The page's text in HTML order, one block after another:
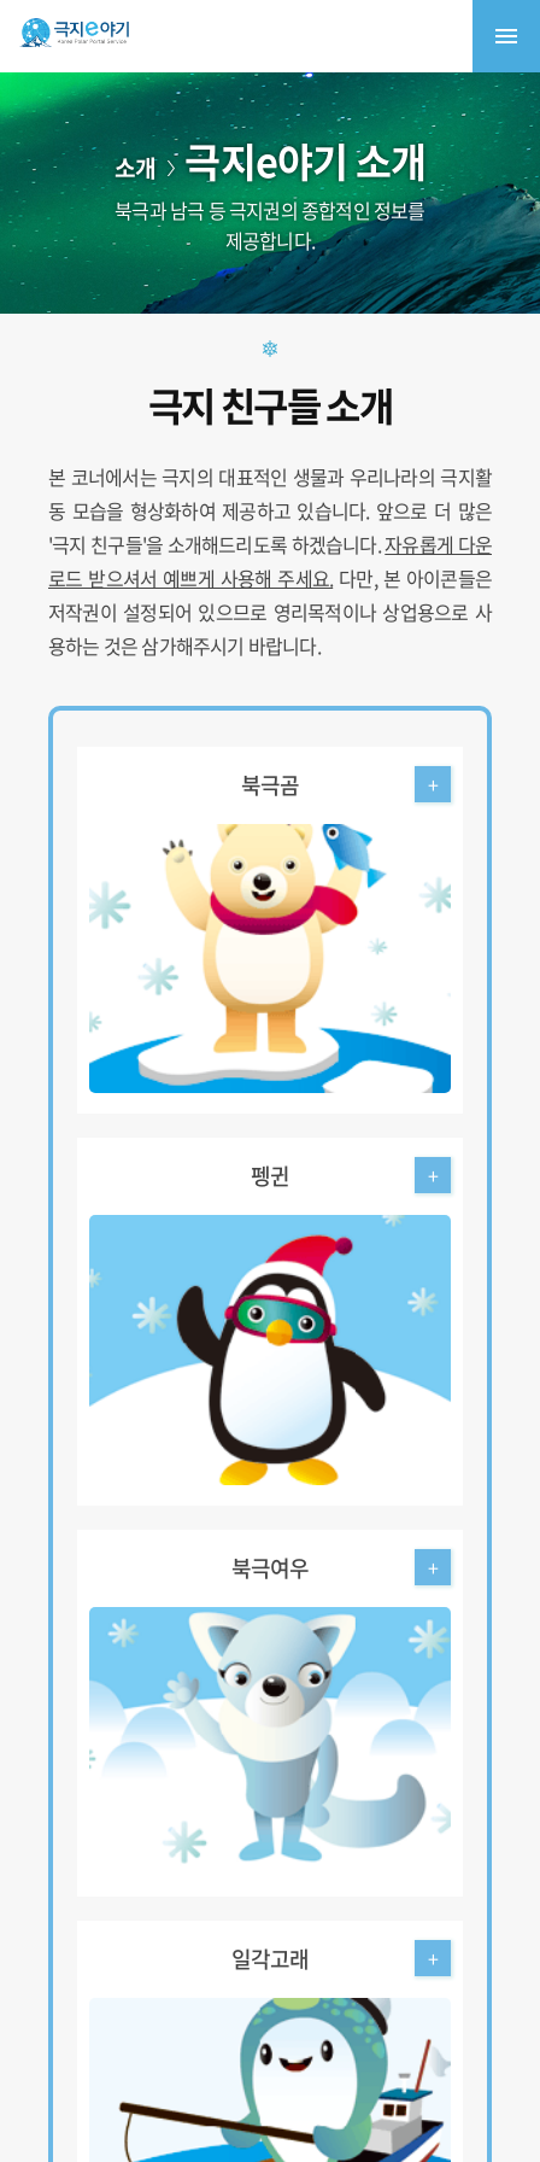
소개 극지e야기 소개
북극과 남극 등 극지권의 종합적인 정보를
제공합니다.
극지 친구들 소개
본 코너에서는 극지의 대표적인 생물과 우리나라의 극지활
동 모습을 형상화하여 제공하고 있습니다. 앞으로 더 많은
'극지 친구들'을 소개해드리도록 하겠습니다.자유롭게 다운
로드 받으셔서 예쁘게 사용해 주세요.다만, 본 아이콘들은
저작권이 설정되어 있으므로 영리목적이나 상업용으로 사
용하는 것은 삼가해주시기 바랍니다.
북극곰 +
펭귄 +
북극여우 +
일각고래 +